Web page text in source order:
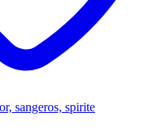
sangeros, spirite